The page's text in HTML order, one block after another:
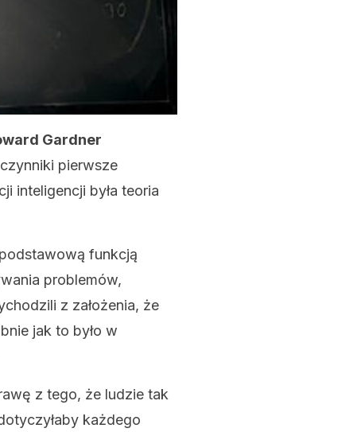
Gardner
pierwsze
inteligencji była teoria
funkcją
problemów,
z założenia, że
jak to było w
z tego, że ludzie tak
każdego